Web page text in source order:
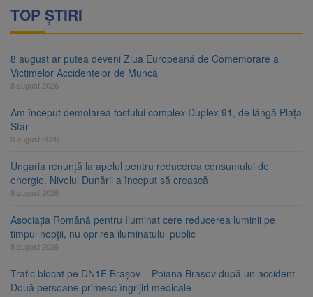
TOP ȘTIRI
8 august ar putea deveni Ziua Europeană de Comemorare a
Victimelor Accidentelor de Muncă
8 august 2026
Am început demolarea fostului complex Duplex 91, de lângă Piața
Star
8 august 2026
Ungaria renunță la apelul pentru reducerea consumului de
energie. Nivelul Dunării a început să crească
8 august 2026
Asociația Română pentru Iluminat cere reducerea luminii pe
timpul nopții, nu oprirea iluminatului public
8 august 2026
Trafic blocat pe DN1E Brașov – Poiana Brașov după un accident.
Două persoane primesc îngrijiri medicale